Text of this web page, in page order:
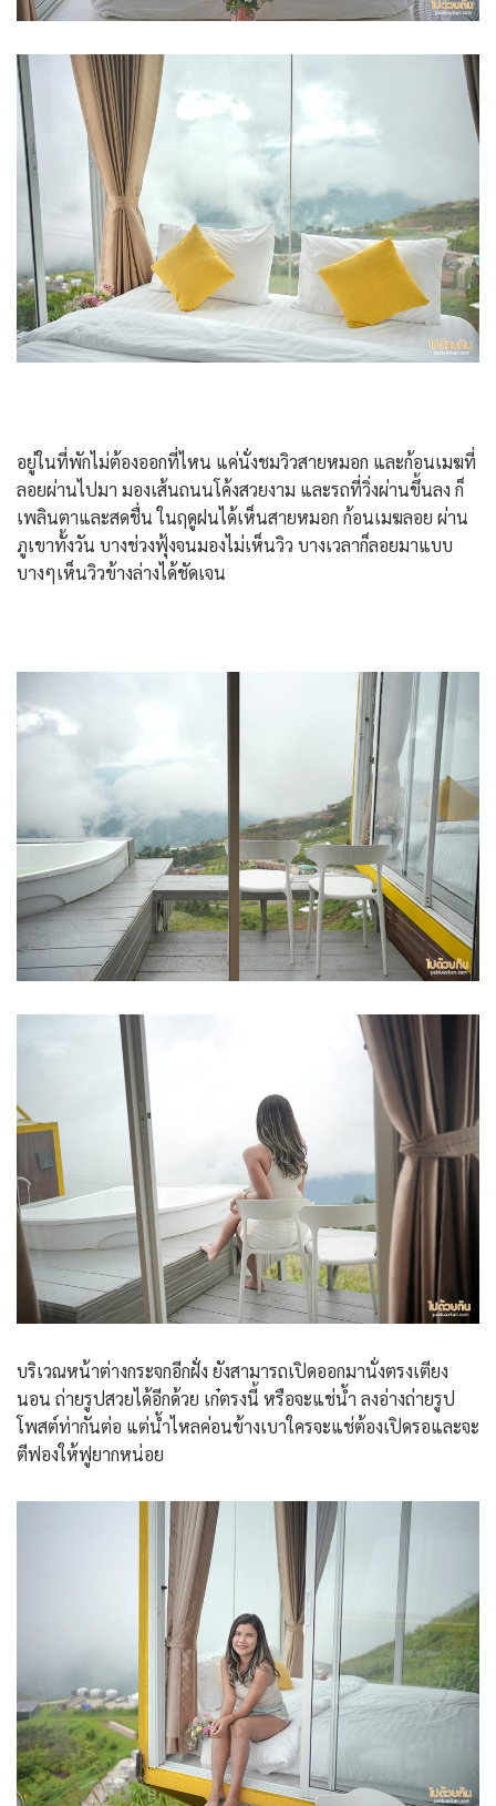
อยู่ในที่พักไม่ต้องออกที่ไหน แค่นั่งชมวิวสายหมอก และก้อนเมฆที่
ลอยผ่านไปมา มองเส้นถนนโค้งสวยงาม และรถที่วิ่งผ่านขึ้นลง ก็
เพลินตาและสดชื่น ในฤดูฝนได้เห็นสายหมอก ก้อนเมฆลอย ผ่าน
ภูเขาทั้งวัน บางช่วงฟุ้งจนมองไม่เห็นวิว บางเวลาก็ลอยมาแบบ
บางๆเห็นวิวข้างล่างได้ชัดเจน
บริเวณหน้าต่างกระจกอีกฝั่ง ยังสามารถเปิดออกมานั่งตรงเตียง
นอน ถ่ายรูปสวยได้อีกด้วย เก๋ตรงนี้ หรือจะแช่น้ำ ลงอ่างถ่ายรูป
โพสต์ท่ากันต่อ แต่น้ำไหลค่อนข้างเบาใครจะแช่ต้องเปิดรอและจะ
ตีฟองให้ฟูยากหน่อย